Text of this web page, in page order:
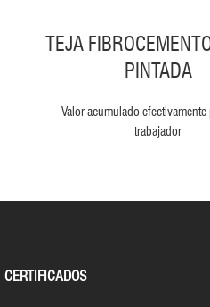
TEJA
PINTADA
Valor acumulado efectivamente
trabajador
CERTIFICADOS